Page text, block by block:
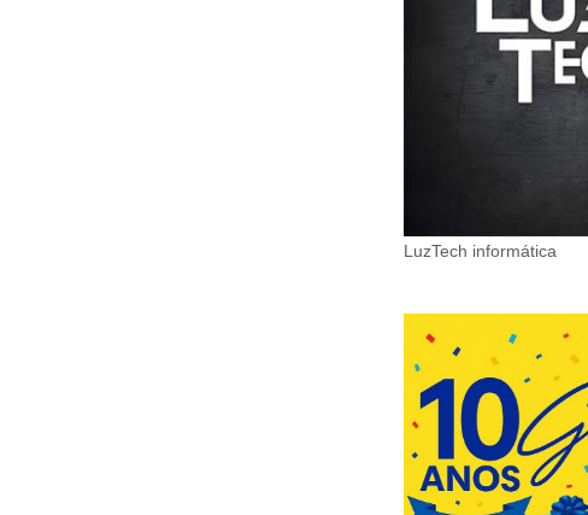
LuzTech informática